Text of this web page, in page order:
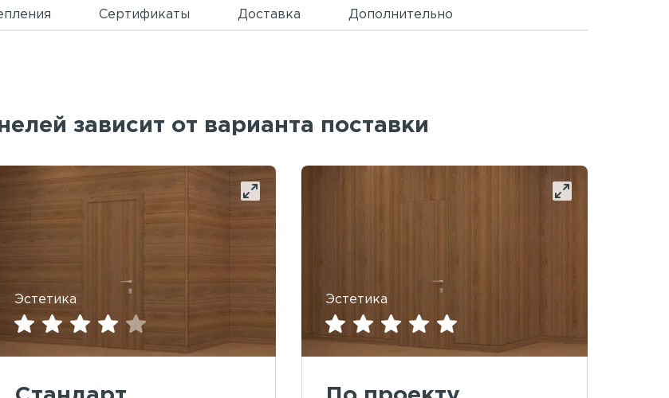
Сертификаты Доставка Дополнительно
зависит от варианта поставки
Эстетика Эстетика